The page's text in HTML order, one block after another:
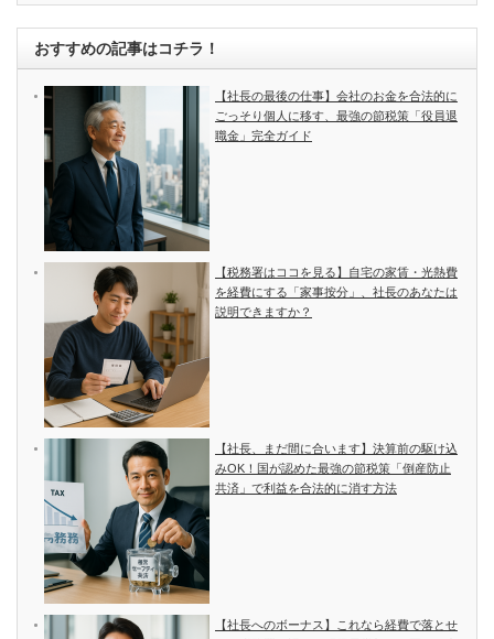
おすすめの記事はコチラ！
【社長の最後の仕事】会社のお金を合法的に
ごっそり個人に移す、最強の節税策「役員退
職金」完全ガイド
【税務署はココを見る】自宅の家賃・光熱費
を経費にする「家事按分」、社長のあなたは
説明できますか？
【社長、まだ間に合います】決算前の駆け込
みOK！国が認めた最強の節税策「倒産防止
共済」で利益を合法的に消す方法
【社長へのボーナス】これなら経費で落とせ